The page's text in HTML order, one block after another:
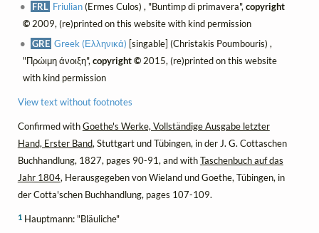
FRL Friulian(Ermes Culos) , "Buntìmp di primavera",copyright
©2009, (re)printed on this website with kind permission
GRE Greek (Ελληνικά) [singable] (Christakis Poumbouris) ,
"Πρώιμη άνοιξη", copyright ©2015, (re)printed on this website
with kind permission
View text without footnotes
Confirmed withGoethe's Werke, Vollständige Ausgabe letzter
Hand, Erster Band, Stuttgart und Tübingen, in der J. G. Cottaschen
Buchhandlung, 1827, pages 90-91, and withTaschenbuch auf das
Jahr 1804, Herausgegeben von Wieland und Goethe, Tübingen, in
der Cotta'schen Buchhandlung, pages 107-109.
1Hauptmann: "Bläuliche"